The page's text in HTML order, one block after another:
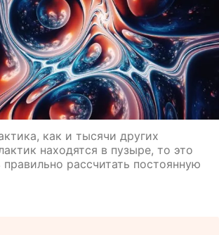
как и тысячи других
находятся в пузыре, то это
рассчитать постоянную